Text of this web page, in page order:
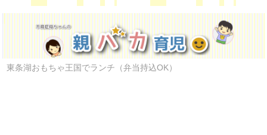
東条湖おもちゃ王国でランチ（弁当持込OK）